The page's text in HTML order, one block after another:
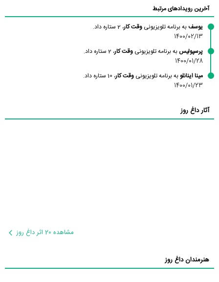
آخرین رویدادهای مرتبط
یوسف به برنامه تلویزیونی وقت کار، 2 ستاره داد.
1400/02/13
پرسپولیس به برنامه تلویزیونی وقت کار، 2 ستاره داد.
1400/01/28
مینا اینانلوبه برنامه تلویزیونی وقت کار، 10 ستاره داد.
1400/01/23
آثار داغ روز
مشاهده 20 اثر داغ روز
هنرمندان داغ روز